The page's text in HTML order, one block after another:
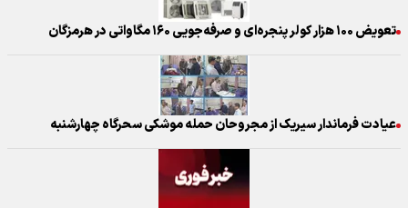
تعویض ۱۰۰ هزار کولر پنجره‌ای و صرفه‌جویی ۱۶۰ مگاواتی در هرمزگان
عیادت فرماندار سیریک از مجروحان حمله موشکی سحرگاه چهارشنبه